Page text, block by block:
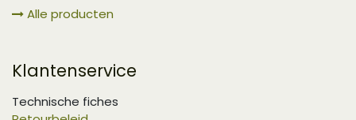
Alle producten
Klantenservice
Technische fiches